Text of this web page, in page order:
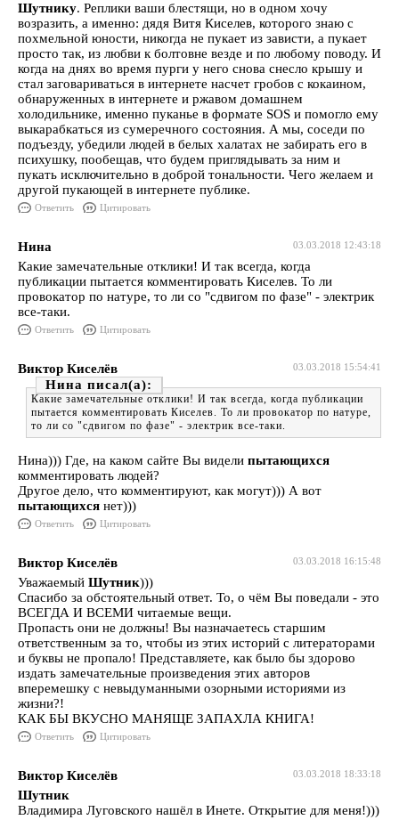
Шутнику. Реплики ваши блестящи, но в одном хочу
возразить, а именно: дядя Витя Киселев, которого знаю с
похмельной юности, никогда не пукает из зависти, а пукает
просто так, из любви к болтовне везде и по любому поводу. И
когда на днях во время пурги у него снова снесло крышу и
стал заговариваться в интернете насчет гробов с кокаином,
обнаруженных в интернете и ржавом домашнем
холодильнике, именно пуканье в формате SOS и помогло ему
выкарабкаться из сумеречного состояния. А мы, соседи по
подъезду, убедили людей в белых халатах не забирать его в
психушку, пообещав, что будем приглядывать за ним и
пукать исключительно в доброй тональности. Чего желаем и
другой пукающей в интернете публике.
Ответить Цитировать
03.03.2018 12:43:18
Нина
Какие замечательные отклики! И так всегда, когда
публикации пытается комментировать Киселев. То ли
провокатор по натуре, то ли со "сдвигом по фазе" - электрик
все-таки.
Ответить Цитировать
03.03.2018 15:54:41
Виктор Киселёв
Нина
Какие замечательные отклики! И так всегда, когда публикации
пытается комментировать Киселев. То ли провокатор по натуре,
то ли со "сдвигом по фазе" - электрик все-таки.
Нина))) Где, на каком сайте Вы видели пытающихся
комментировать людей?
Другое дело, что комментируют, как могут))) А вот
пытающихся нет)))
Ответить Цитировать
03.03.2018 16:15:48
Виктор Киселёв
Уважаемый Шутник)))
Спасибо за обстоятельный ответ. То, о чём Вы поведали - это
ВСЕГДА И ВСЕМИ читаемые вещи.
Пропасть они не должны! Вы назначаетесь старшим
ответственным за то, чтобы из этих историй с литераторами
и буквы не пропало! Представляете, как было бы здорово
издать замечательные произведения этих авторов
вперемешку с невыдуманными озорными историями из
жизни?!
КАК БЫ ВКУСНО МАНЯЩЕ ЗАПАХЛА КНИГА!
Ответить Цитировать
03.03.2018 18:33:18
Виктор Киселёв
Шутник
Владимира Луговского нашёл в Инете. Открытие для меня!)))